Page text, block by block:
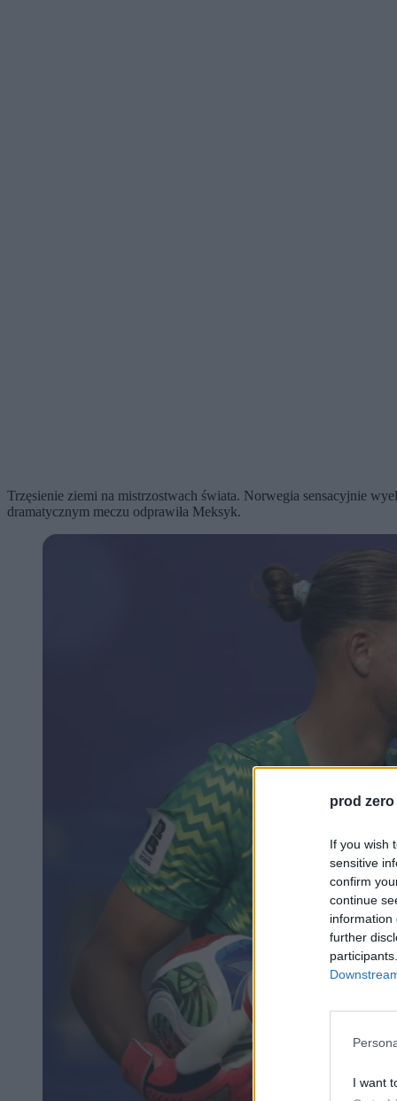
prod zero
If you wish
sensitive
confirm
continue
information
further
I want
Trzęsienie ziemi na mistrzostwach świata. Norwegia sensacyjnie
dramatycznym meczu odprawiła Meksyk.